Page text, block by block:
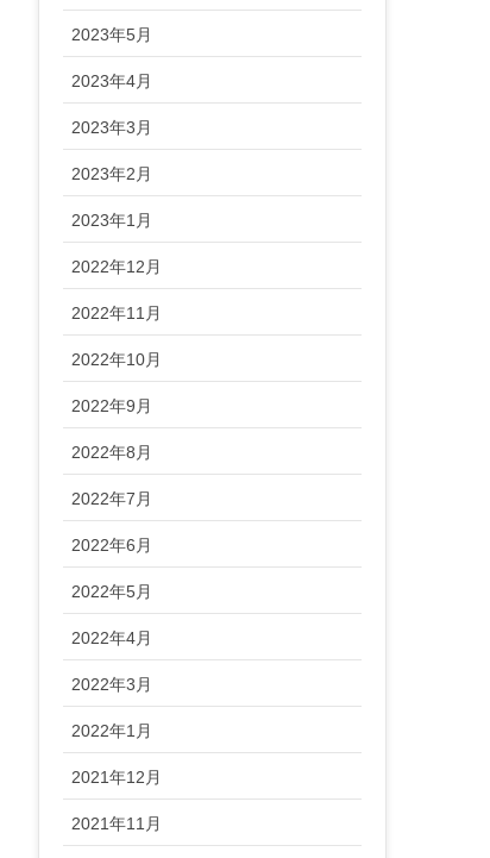
2023年5月
2023年4月
2023年3月
2023年2月
2023年1月
2022年12月
2022年11月
2022年10月
2022年9月
2022年8月
2022年7月
2022年6月
2022年5月
2022年4月
2022年3月
2022年1月
2021年12月
2021年11月